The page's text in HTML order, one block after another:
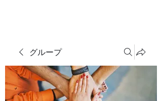
グループ